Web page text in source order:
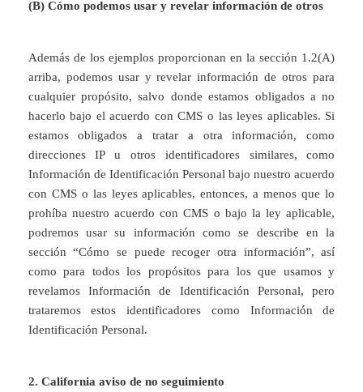
(B) Cómo podemos usar y revelar información de otros
Además de los ejemplos proporcionan en la sección 1.2(A)
arriba, podemos usar y revelar información de otros para
cualquier propósito, salvo donde estamos obligados a no
hacerlo bajo el acuerdo con CMS o las leyes aplicables. Si
estamos obligados a tratar a otra información, como
direcciones IP u otros identificadores similares, como
Información de Identificación Personal bajo nuestro acuerdo
con CMS o las leyes aplicables, entonces, a menos que lo
prohíba nuestro acuerdo con CMS o bajo la ley aplicable,
podremos usar su información como se describe en la
sección “Cómo se puede recoger otra información”, así
como para todos los propósitos para los que usamos y
revelamos Información de Identificación Personal, pero
trataremos estos identificadores como Información de
Identificación Personal.
2. California aviso de no seguimiento